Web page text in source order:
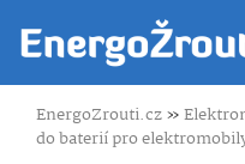
EnergoZrouti.cz»
do baterií pro